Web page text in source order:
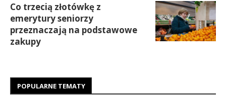
Co trzecią złotówkę z
emerytury seniorzy
przeznaczają na podstawowe
zakupy
POPULARNE TEMATY